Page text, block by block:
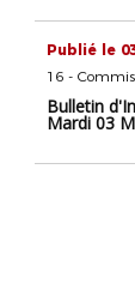
Publié le
Bulletin
Mardi 03